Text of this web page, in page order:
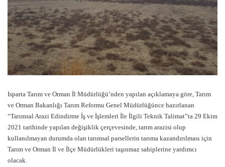
Isparta Tarım ve Orman İl Müdürlüğü’nden yapılan açıklamaya göre, Tarım
ve Orman Bakanlığı Tarım Reformu Genel Müdürlüğünce hazırlanan
“Tarımsal Arazi Edindirme İş ve İşlemleri İle İlgili Teknik Talimat”ta 29 Ekim
2021 tarihinde yapılan değişiklik çerçevesinde, tarım arazisi olup
kullanılmayan durumda olan tarımsal parsellerin tarıma kazandırılması için
Tarım ve Orman İl ve İlçe Müdürlükleri taşınmaz sahiplerine yardımcı
olacak.